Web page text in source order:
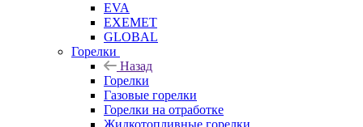
EVA
EXEMET
GLOBAL
Горелки
Назад
Горелки
Газовые горелки
Горелки на отработке
Жидкотопливные горелки